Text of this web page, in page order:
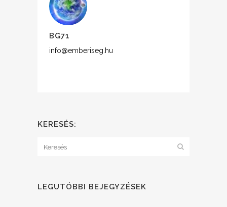
BG71
info@emberiseg.hu
KERESÉS:
LEGUTÓBBI BEJEGYZÉSEK